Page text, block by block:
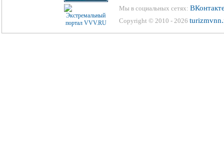
Мы в социальных сетях:
Copyright © 2010 - 2026